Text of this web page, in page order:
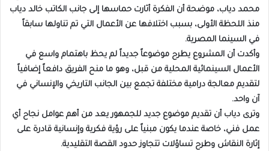
محمد دياب، موضحة أن الفكرة أثارت حماسها إلى جانب الكاتب خالد دياب
منذ اللحظة الأولى، بسبب اختلافها عن الأعمال التي تم تناولها سابقاً
في السينما المصرية.
وأكدت أن المشروع يطرح موضوعاً جديداً لم يحظ باهتمام واسع في
الأعمال السينمائية المحلية من قبل، وهو ما منح الفريق دافعاً إضافياً
لتقديم معالجة درامية مختلفة تجمع بين الجانب التاريخي والإنساني في
آن واحد.
وترى دياب أن تقديم موضوع جديد للجمهور يعد من أهم عوامل نجاح أي
عمل فني، خاصة عندما يكون مبنياً على رؤية فكرية وإنسانية قادرة على
إثارة النقاش وطرح تساؤلات تتجاوز حدود القصة التقليدية.